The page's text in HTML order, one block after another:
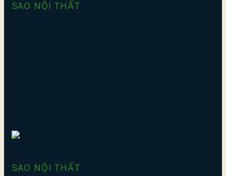
SAO NỘI THẤT
SAO NỘI THẤT